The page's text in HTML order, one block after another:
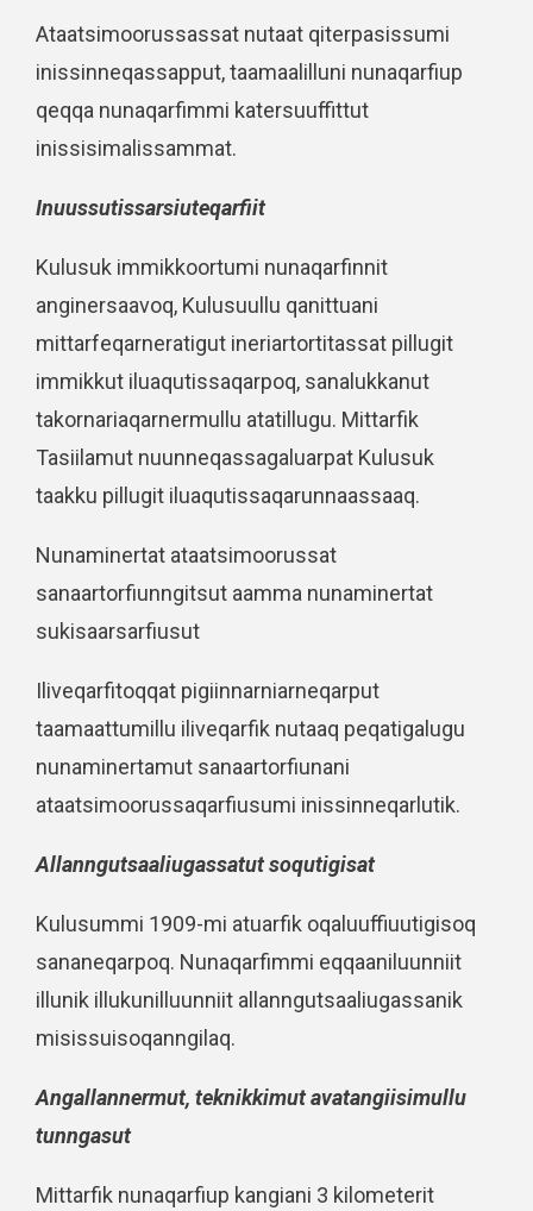
Ataatsimoorussassat nutaat qiterpasissumi
inissinneqassapput, taamaalilluni nunaqarfiup
qeqqa nunaqarfimmi katersuuffittut
inissisimalissammat.
Inuussutissarsiuteqarfiit
Kulusuk immikkoortumi nunaqarfinnit
anginersaavoq, Kulusuullu qanittuani
mittarfeqarneratigut ineriartortitassat pillugit
immikkut iluaqutissaqarpoq, sanalukkanut
takornariaqarnermullu atatillugu. Mittarfik
Tasiilamut nuunneqassagaluarpat Kulusuk
taakku pillugit iluaqutissaqarunnaassaaq.
Nunaminertat ataatsimoorussat
sanaartorfiunngitsut aamma nunaminertat
sukisaarsarfiusut
Iliveqarfitoqqat pigiinnarniarneqarput
taamaattumillu iliveqarfik nutaaq peqatigalugu
nunaminertamut sanaartorfiunani
ataatsimoorussaqarfiusumi inissinneqarlutik.
Allanngutsaaliugassatut soqutigisat
Kulusummi 1909-mi atuarfik oqaluuffiuutigisoq
sananeqarpoq. Nunaqarfimmi eqqaaniluunniit
illunik illukunilluunniit allanngutsaaliugassanik
misissuisoqanngilaq.
Angallannermut, teknikkimut avatangiisimullu
tunngasut
Mittarfik nunaqarfiup kangiani 3 kilometerit